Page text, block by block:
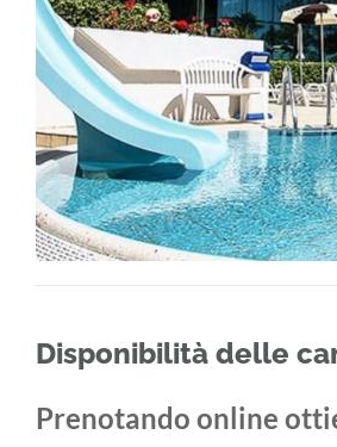
Disponibilità delle
Prenotando online